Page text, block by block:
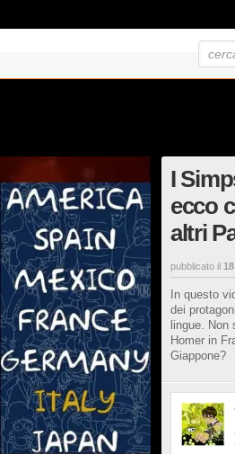
I
ecco
altri
pubblicato il
In questo
dei
lingue.
Homer in
Giappone?